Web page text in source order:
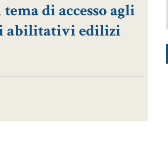
di accesso agli
abilitativi edilizi